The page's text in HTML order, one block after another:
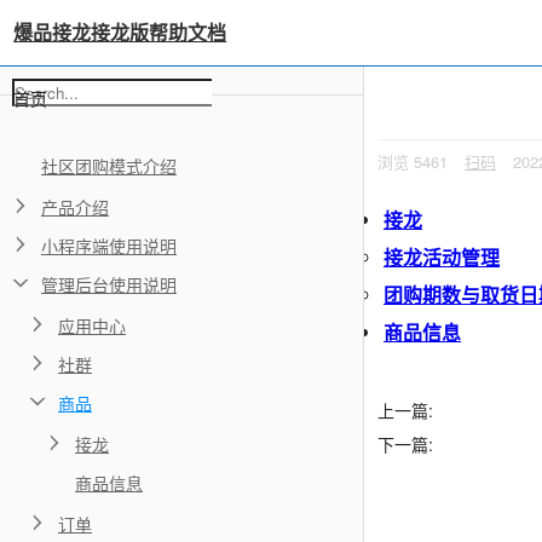
思维导图备注
爆品接龙接龙版帮助文档
首页
浏览 5461 扫码
接龙
接龙活动管理
团购期数与取货
商品信息
上一篇:
下一篇:
社区团购模式介绍
产品介绍
小程序端使用说明
管理后台使用说明
应用中心
社群
商品
接龙
商品信息
订单